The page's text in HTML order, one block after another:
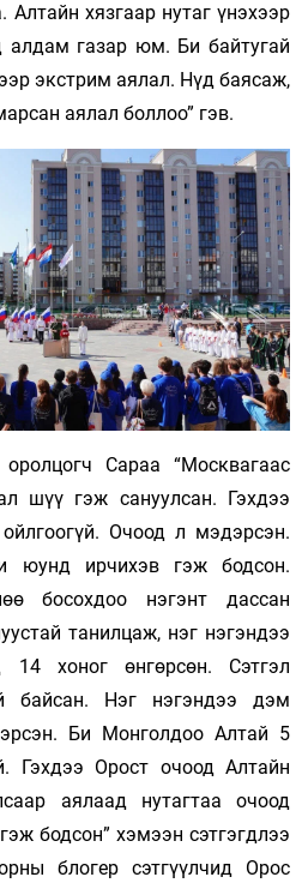
Алтайн хязгаар нутаг үнэхээр
алдам газар юм. Би байтугай
экстрим аялал. Нүд баясаж,
аялал боллоо” гэв.
Сараа “Москвагаас
шүү гэж сануулсан. Гэхдээ
Очоод л мэдэрсэн.
юунд ирчихэв гэж бодсон.
босохдоо нэгэнт дассан
танилцаж, нэг нэгэндээ
хоног өнгөрсөн. Сэтгэл
байсан. Нэг нэгэндээ дэм
Би Монголдоо Алтай 5
Гэхдээ Орост очоод Алтайн
аялаад нутагтаа очоод
бодсон” хэмээн сэтгэгдлээ
блогер сэтгүүлчид Орос